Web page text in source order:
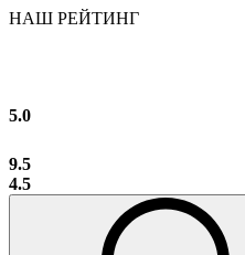
НАШ РЕЙТИНГ
5.0
9.5
4.5